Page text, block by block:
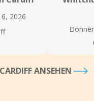
2026
ANSEHEN